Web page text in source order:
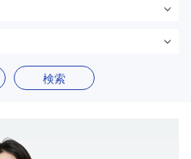
検索